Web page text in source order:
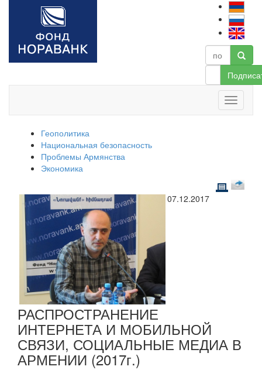
Геополитика
Национальная безопасность
Проблемы Армянства
Экономика
07.12.2017
РАСПРОСТРАНЕНИЕ
ИНТЕРНЕТА И МОБИЛЬНОЙ
СВЯЗИ, СОЦИАЛЬНЫЕ МЕДИА В
АРМЕНИИ (2017г.)